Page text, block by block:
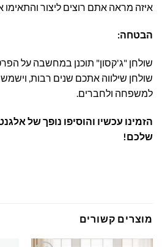
איזה מראה אתם רוצים ליצור
הבטחה:
שולחן "ג'קסון" תוכנן במחשבה על
שולחן שילווה אתכם שנים רבות,
למשפחה ולחברים.
הזמינו עכשיו והוסיפו נופך של
שלכם!
מוצרים קשורים